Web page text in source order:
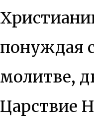
понуждая
молитве,
Царствие